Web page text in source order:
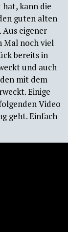
kann die
guten alten
Aus eigener
Mal noch viel
bereits in
und auch
mit dem
Einige
Video
geht. Einfach